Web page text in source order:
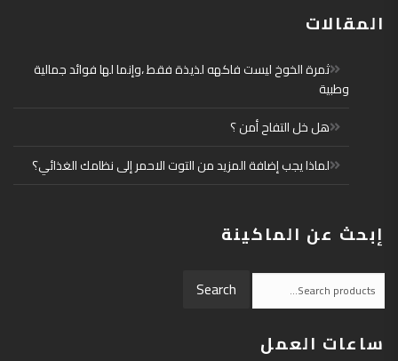
المقالات
ثمرة الخوخ ليست فاكهه لذيذة فقط ،وإنما لها فوائد جمالية
وطبية
هل خل التفاح أمن ؟
لماذا يجب إضافة المزيد من التوت الاحمر إلى نظامك الغذائي؟
إبحث عن الماكينة
Search
for:
Search
ساعات العمل